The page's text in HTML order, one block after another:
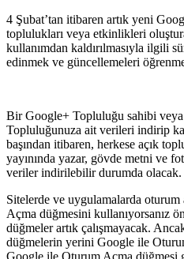
4 Şubat’tan itibaren artık yeni
toplulukları veya etkinlikleri
kullanımdan kaldırılmasıyla ilgili
edinmek ve güncellemeleri
Bir Google+ Topluluğu sahibi
Topluluğunuza ait verileri indirip
başından itibaren, herkese açık
yayınında yazar, gövde metni ve
veriler indirilebilir durumda
Sitelerde ve uygulamalarda
Açma düğmesini kullanıyorsanız
düğmeler artık çalışmayacak.
düğmelerin yerini Google ile
Google ile Oturum Açma düğmesi